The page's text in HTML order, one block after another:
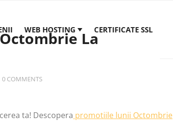
WEB HOSTING CERTIFICATE SSL
La
0 COMMENTS
ta! Descopera promotiile lunii Octombrie